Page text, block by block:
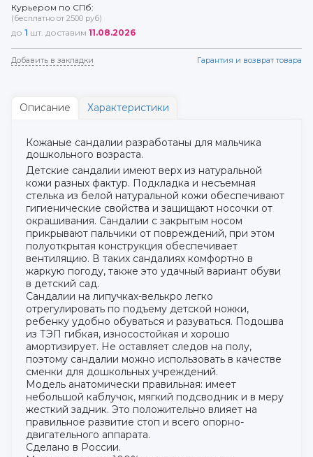
Курьером по СПб:
(бесплатно от 2500 руб)
до 1 шт. доставим 11.08.2026
Добавить в закладки Гарантия и возврат товара
Описание Характеристики
Кожаные сандалии разработаны для мальчика
дошкольного возраста.
Детские сандалии имеют верх из натуральной
кожи разных фактур. Подкладка и несъемная
стелька из белой натуральной кожи обеспечивают
гигиенические свойства и защищают носочки от
окрашивания. Сандалии с закрытым носом
прикрывают пальчики от повреждений, при этом
полуоткрытая конструкция обеспечивает
вентиляцию. В таких сандалиях комфортно в
жаркую погоду, также это удачный вариант обуви
в детский сад.
Сандалии на липучках-велькро легко
отрегулировать по подъему детской ножки,
ребенку удобно обуваться и разуваться. Подошва
из ТЭП гибкая, износостойкая и хорошо
амортизирует. Не оставляет следов на полу,
поэтому сандалии можно использовать в качестве
сменки для дошкольных учреждений.
Модель анатомически правильная: имеет
небольшой каблучок, мягкий подсводник и в меру
жесткий задник. Это положительно влияет на
правильное развитие стоп и всего опорно-
двигательного аппарата.
Сделано в России.